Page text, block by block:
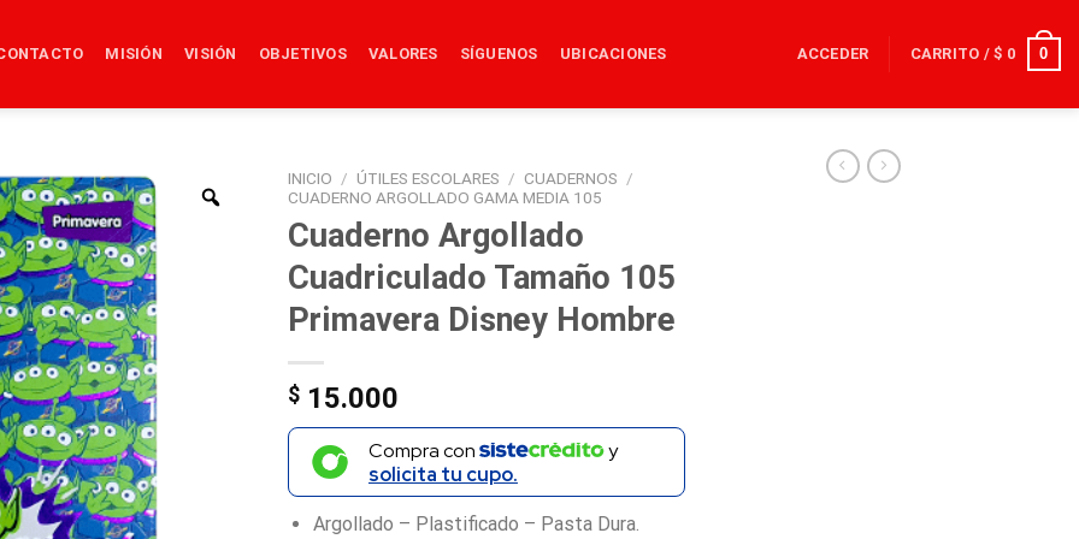
MISIÓN VISIÓN OBJETIVOS VALORES SÍGUENOS UBICACIONES ACCEDER CARRITO /$ 0 0
INICIO / ÚTILES ESCOLARES / CUADERNOS /
CUADERNO ARGOLLADO GAMA MEDIA 105
Cuaderno Argollado
Cuadriculado Tamaño 105
Primavera Disney Hombre
$ 15.000
Compra con
y
solicita tu cupo.
Argollado – Plastificado – Pasta Dura.